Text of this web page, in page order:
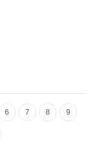
6 7 8 9